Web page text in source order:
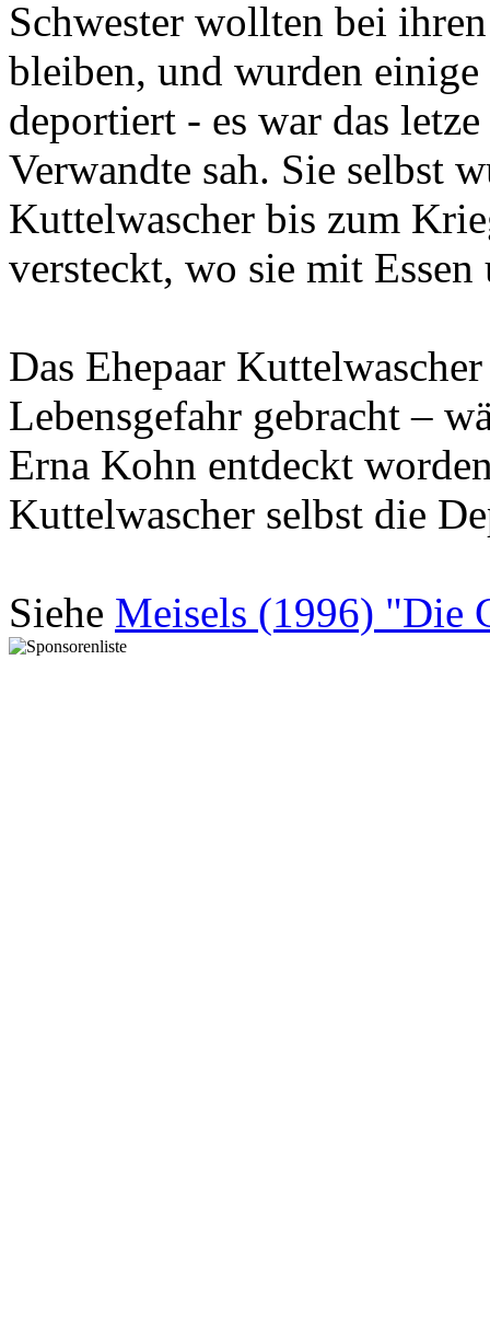
bleiben, und wurden
deportiert - es war das
Verwandte sah. Sie selbst
Kuttelwascher bis zum
versteckt, wo sie mit
Das Ehepaar
Lebensgefahr gebracht –
Erna Kohn entdeckt
Kuttelwascher selbst die
Siehe Meisels (1996) "Die